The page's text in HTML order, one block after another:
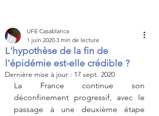
L'hypothèse de la fin de
l'épidémie est-elle crédible ?
UFE Casablanca
1 juin 2020 3 min de lecture
Dernière mise à jour : 17 sept. 2020
La France continue son
déconfinement progressif, avec le
passage à une deuxième étape